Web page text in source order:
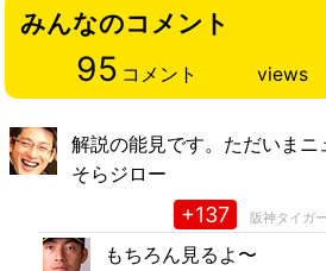
みんなのコメント
95 コメント views
解説の能見です。ただいまニ
そらジロー
+137 阪神タイガ
もちろん見るよ〜